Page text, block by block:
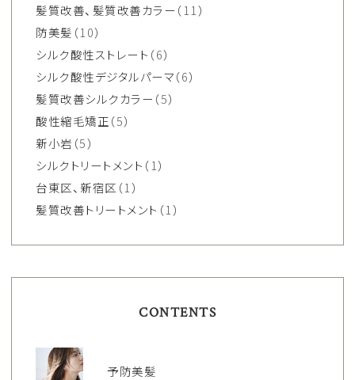
髪質改善、髪質改善カラー （11）
防美髪 （10）
シルク酸性ストレート （6）
シルク酸性デジタルパーマ（6）
髪質改善シルクカラー （5）
酸性縮毛矯正（5）
新小岩 （5）
シルクトリートメント （1）
台東区、新宿区 （1）
髪質改善トリートメント （1）
CONTENTS
予防美髪